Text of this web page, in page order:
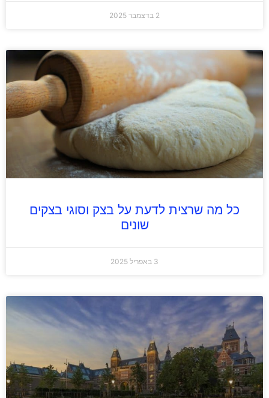
2 בדצמבר 2025
כל מה שרצית לדעת על בצק וסוגי בצקים
שונים
3 באפריל 2025